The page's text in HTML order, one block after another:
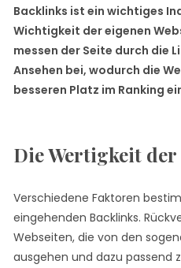
Backlinks ist ein wichtiges
Wichtigkeit der eigenen
messen der Seite durch die
Ansehen bei, wodurch die
besseren Platz im Ranking
Die Wertigkeit
Verschiedene Faktoren
eingehenden Backlinks.
Webseiten, die von den
ausgehen und dazu passend